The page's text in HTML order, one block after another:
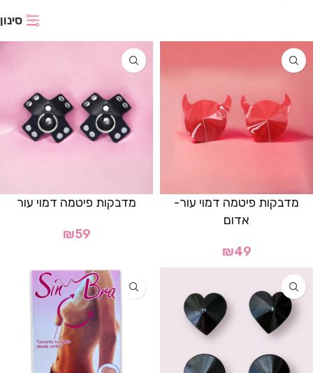
סינון
מדבקות פיטמה דמוי עור-
אדום
₪49
מדבקות פיטמה דמוי עור
₪59